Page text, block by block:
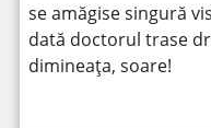
se amăgise singură
dată doctorul trase
dimineața, soare!